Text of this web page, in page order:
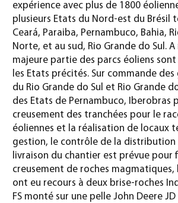
expérience avec plus de 1800
plusieurs Etats du Nord-est du Brésil
Ceará, Paraiba, Pernambuco, Bahia,
Norte, et au sud, Rio Grande do Sul.
majeure partie des parcs éoliens
les Etats précités. Sur commande
du Rio Grande do Sul et Rio Grande
des Etats de Pernambuco, Iberobras
creusement des tranchées pour le
éoliennes et la réalisation de locaux
gestion, le contrôle de la distribution
livraison du chantier est prévue pour
creusement de roches magmatiques,
ont eu recours à deux brise-roches
FS monté sur une pelle John Deere JD